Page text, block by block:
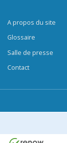
A propos du site
Glossaire
Salle de presse
Contact